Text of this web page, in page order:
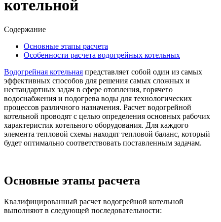
котельной
Содержание
Основные этапы расчета
Особенности расчета водогрейных котельных
Водогрейная котельная представляет собой один из самых
эффективных способов для решения самых сложных и
нестандартных задач в сфере отопления, горячего
водоснабжения и подогрева воды для технологических
процессов различного назначения. Расчет водогрейной
котельной проводят с целью определения основных рабочих
характеристик котельного оборудования. Для каждого
элемента тепловой схемы находят тепловой баланс, который
будет оптимально соответствовать поставленным задачам.
Основные этапы расчета
Квалифицированный расчет водогрейной котельной
выполняют в следующей последовательности: